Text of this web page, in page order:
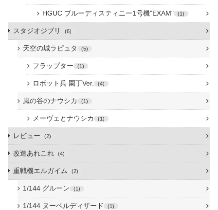
HGUC ブルーディスティニー1号機"EXAM" 1
スタジオジブリ 6
天空の城ラピュタ 5
フラップター 1
ロボット兵 園丁Ver. 4
風の谷のナウシカ 1
メーヴェとナウシカ 1
レビュー 2
改造あれこれ 4
重戦機エルガイム 2
1/144 グルーン 1
1/144 ヌーベルディザード 1